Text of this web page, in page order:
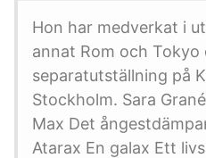
Hon har medverkat i
annat Rom och Tokyo
separatutställning på
Stockholm. Sara
Max Det
Atarax En galax Ett